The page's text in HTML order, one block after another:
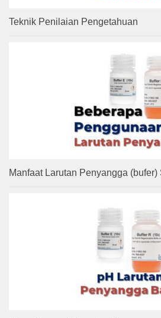
Teknik Penilaian Pengetahuan
Manfaat Larutan Penyangga (bufer)